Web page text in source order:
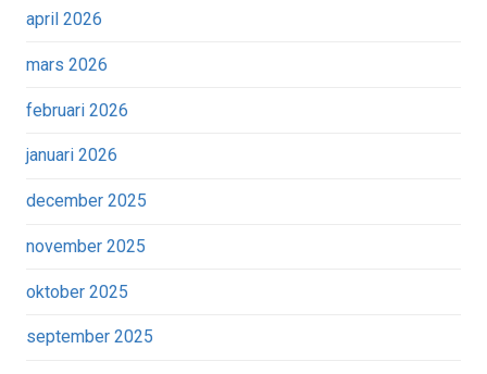
april 2026
mars 2026
februari 2026
januari 2026
december 2025
november 2025
oktober 2025
september 2025